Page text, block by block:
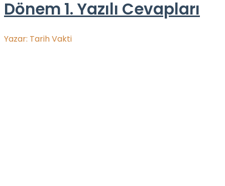
Dönem 1. Yazılı Cevapları
Yazar: Tarih Vakti